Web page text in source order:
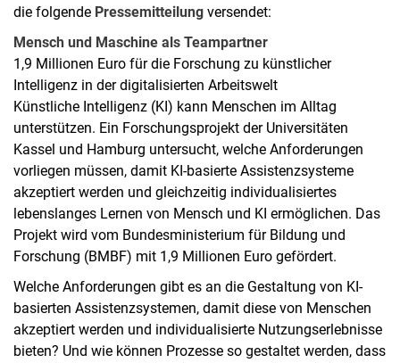
die folgende Pressemitteilung versendet:
Mensch und Maschine als Teampartner
1,9 Millionen Euro für die Forschung zu künstlicher
Intelligenz in der digitalisierten Arbeitswelt
Künstliche Intelligenz (KI) kann Menschen im Alltag
unterstützen. Ein Forschungsprojekt der Universitäten
Kassel und Hamburg untersucht, welche Anforderungen
vorliegen müssen, damit KI-basierte Assistenzsysteme
akzeptiert werden und gleichzeitig individualisiertes
lebenslanges Lernen von Mensch und KI ermöglichen. Das
Projekt wird vom Bundesministerium für Bildung und
Forschung (BMBF) mit 1,9 Millionen Euro gefördert.
Welche Anforderungen gibt es an die Gestaltung von KI-
basierten Assistenzsystemen, damit diese von Menschen
akzeptiert werden und individualisierte Nutzungserlebnisse
bieten? Und wie können Prozesse so gestaltet werden, dass